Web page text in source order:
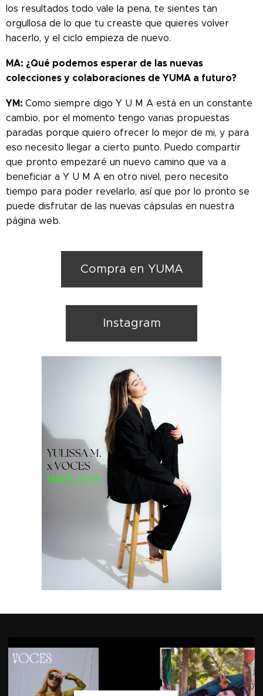
los resultados todo vale la pena, te sientes tan
orgullosa de lo que tu creaste que quieres volver
hacerlo, y el ciclo empieza de nuevo.
MA: ¿Qué podemos esperar de las nuevas
colecciones y colaboraciones de YUMA a futuro?
YM: Como siempre digo Y U M A está en un constante
cambio, por el momento tengo varias propuestas
paradas porque quiero ofrecer lo mejor de mi, y para
eso necesito llegar a cierto punto. Puedo compartir
que pronto empezaré un nuevo camino que va a
beneficiar a Y U M A en otro nivel, pero necesito
tiempo para poder revelarlo, así que por lo pronto se
puede disfrutar de las nuevas cápsulas en nuestra
página web.
Compra en YUMA
Instagram